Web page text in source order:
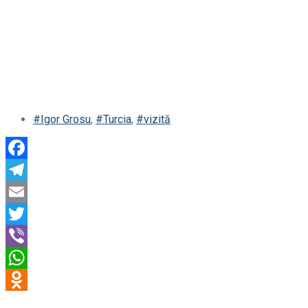
#Igor Grosu, #Turcia, #vizită